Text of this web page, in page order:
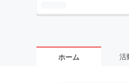
ホーム 活